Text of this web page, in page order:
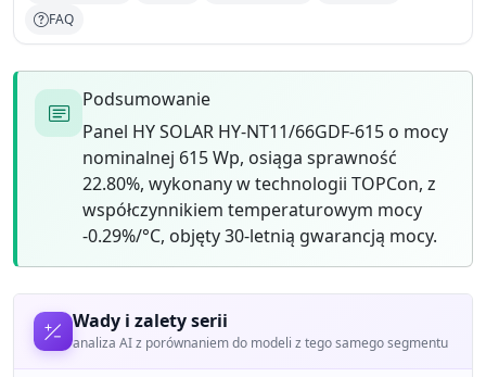
FAQ
Podsumowanie
Panel HY SOLAR HY-NT11/66GDF-615 o mocy
nominalnej 615 Wp, osiąga sprawność
22.80%, wykonany w technologii TOPCon, z
współczynnikiem temperaturowym mocy
-0.29%/°C, objęty 30-letnią gwarancją mocy.
Wady i zalety serii
analiza AI z porównaniem do modeli z tego samego segmentu